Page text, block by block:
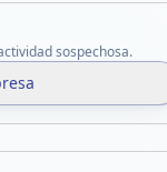
sospechosa.